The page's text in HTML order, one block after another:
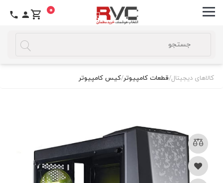
0
کالاهای دیجیتال/قطعات کامپیوتر/کیس کامپیوتر